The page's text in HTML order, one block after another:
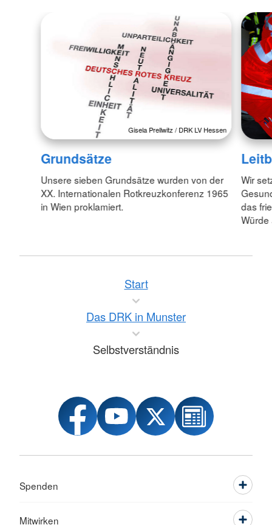
Gisela Prellwitz / DRK LV Hessen
Grundsätze
Unsere sieben Grundsätze wurden von der
XX. Internationalen Rotkreuzkonferenz 1965
in Wien proklamiert.
Wir
das
Würde
Start
Das DRK in Munster
Selbstverständnis
Spenden
Mitwirken